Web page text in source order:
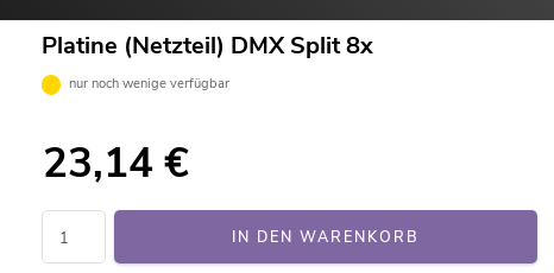
Platine (Netzteil) DMX Split 8x
nur noch wenige verfügbar
23,14 €
IN DEN WARENKORB